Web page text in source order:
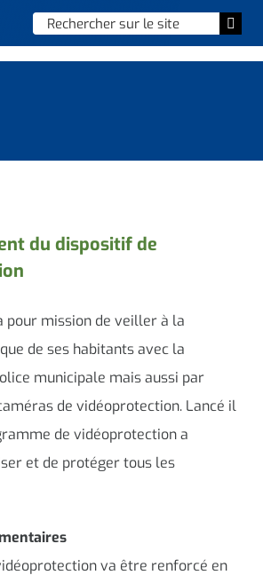
Chercher
:
du dispositif de
pour mission de veiller à la
de ses habitants avec la
municipale mais aussi par
de vidéoprotection. Lancé il
de vidéoprotection a
et de protéger tous les
va être renforcé en